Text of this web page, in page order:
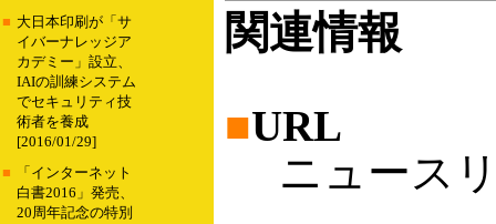
■ 大日本印刷が「サ
イバーナレッジア
カデミー」設立、
IAIの訓練システム
でセキュリティ技
術者を養成
[2016/01/29]
■
「インターネット
白書2016」発売、
20周年記念の特別
関連情報
■URL
ニュースリ